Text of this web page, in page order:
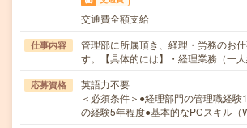
交通費全額支給
仕事内容
管理部に所属頂き、経理・労務のお
す。【具体的には】・経理業務（一
応募資格
英語力不要
＜必須条件＞●経理部門の管理職経
の経験5年程度●基本的なPCスキル